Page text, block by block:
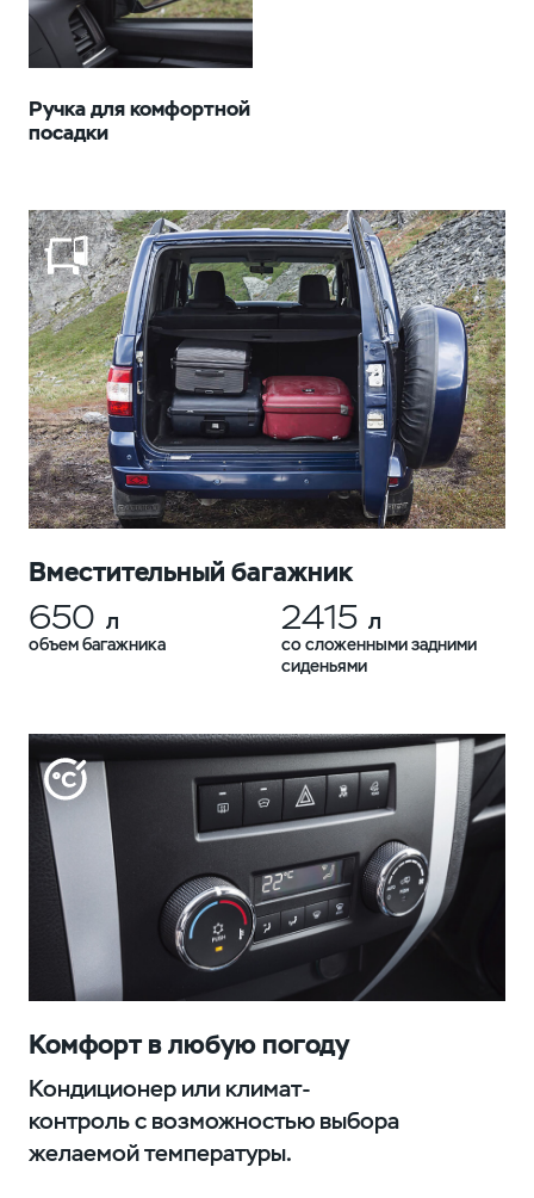
Ручка для комфортной
посадки
Вместительный багажник
650 л
объем багажника
2415 л
со сложенными задними
сиденьями
Комфорт в любую погоду
Кондиционер или климат-
контроль с возможностью выбора
желаемой температуры.